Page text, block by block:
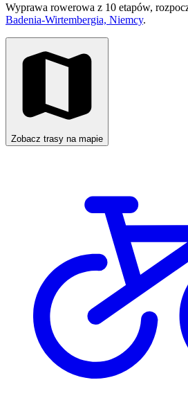
Wyprawa rowerowa z 10 etapów,
Badenia-Wirtembergia, Niemcy.
Zobacz trasy na mapie